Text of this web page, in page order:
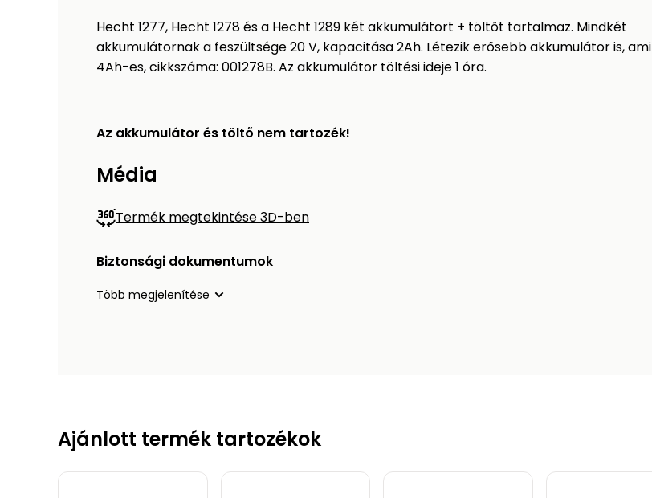
Hecht 1277, Hecht 1278 és a Hecht 1289 két akkumulátort + töltőt tartalmaz. Mindkét
akkumulátornak a feszültsége 20 V, kapacitása 2Ah. Létezik erősebb akkumulátor is, ami
4Ah-es, cikkszáma: 001278B. Az akkumulátor töltési ideje 1 óra.
Az akkumulátor és töltő nem tartozék!
Média
Termék megtekintése 3D-ben
Biztonsági dokumentumok
Több megjelenítése
Ajánlott termék tartozékok